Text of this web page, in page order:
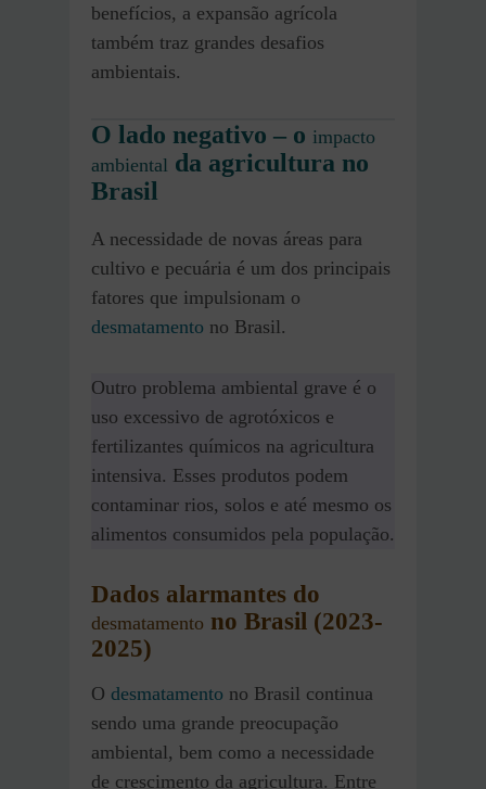
benefícios, a expansão agrícola
também traz grandes desafios
ambientais.
O lado negativo – o impacto
ambiental da agricultura no
Brasil
A necessidade de novas áreas para
cultivo e pecuária é um dos principais
fatores que impulsionam o
desmatamento no Brasil.
Outro problema ambiental grave é o
uso excessivo de agrotóxicos e
fertilizantes químicos na agricultura
intensiva. Esses produtos podem
contaminar rios, solos e até mesmo os
alimentos consumidos pela população.
Dados alarmantes do
desmatamento no Brasil (2023-
2025)
O desmatamento no Brasil continua
sendo uma grande preocupação
ambiental, bem como a necessidade
de crescimento da agricultura. Entre